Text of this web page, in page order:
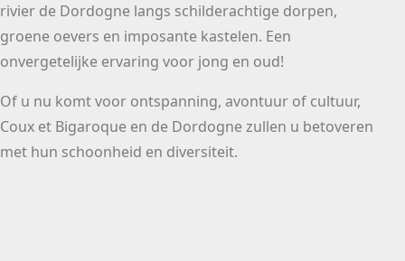
rivier de Dordogne langs schilderachtige dorpen,
groene oevers en imposante kastelen. Een
onvergetelijke ervaring voor jong en oud!
Of u nu komt voor ontspanning, avontuur of cultuur,
Coux et Bigaroque en de Dordogne zullen u betoveren
met hun schoonheid en diversiteit.